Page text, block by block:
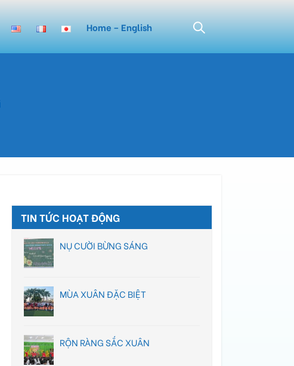
Home – English
TIN TỨC HOẠT ĐỘNG
NỤ CƯỜI BỪNG SÁNG
MÙA XUÂN ĐẶC BIỆT
RỘN RÀNG SẮC XUÂN